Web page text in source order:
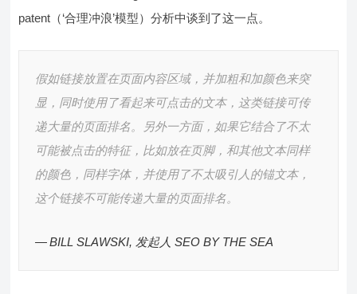
patent（‘合理冲浪’模型）分析中谈到了这一点。
假如链接放置在页面内容区域，并加粗和加颜色来突
显，同时使用了看起来可点击的文本，这类链接可传
递大量的页面排名。另外一方面，如果它结合了不太
可能被点击的特征，比如放在页脚，和其他文本同样
的颜色，同样字体，并使用了不太吸引人的锚文本，
这个链接不可能传递大量的页面排名。
BILL SLAWSKI, 发起人 SEO BY THE SEA